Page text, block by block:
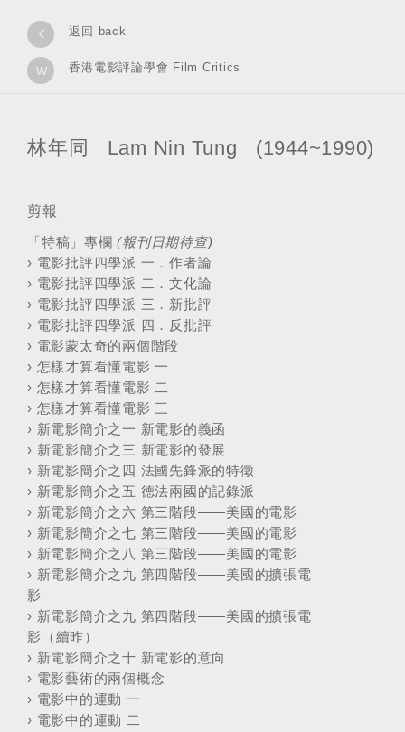
‹ 返回 back
w 香港電影評論學會 Film Critics
林年同 Lam Nin Tung (1944~1990)
剪報
「特稿」專欄 (報刊日期待查)
› 電影批評四學派 一．作者論
› 電影批評四學派 二．文化論
› 電影批評四學派 三．新批評
› 電影批評四學派 四．反批評
› 電影蒙太奇的兩個階段
› 怎樣才算看懂電影 一
› 怎樣才算看懂電影 二
› 怎樣才算看懂電影 三
› 新電影簡介之一 新電影的義函
› 新電影簡介之三 新電影的發展
› 新電影簡介之四 法國先鋒派的特徵
› 新電影簡介之五 德法兩國的記錄派
› 新電影簡介之六 第三階段——美國的電影
› 新電影簡介之七 第三階段——美國的電影
› 新電影簡介之八 第三階段——美國的電影
› 新電影簡介之九 第四階段——美國的擴張電
影
› 新電影簡介之九 第四階段——美國的擴張電
影（續昨）
› 新電影簡介之十 新電影的意向
› 電影藝術的兩個概念
› 電影中的運動 一
› 電影中的運動 二